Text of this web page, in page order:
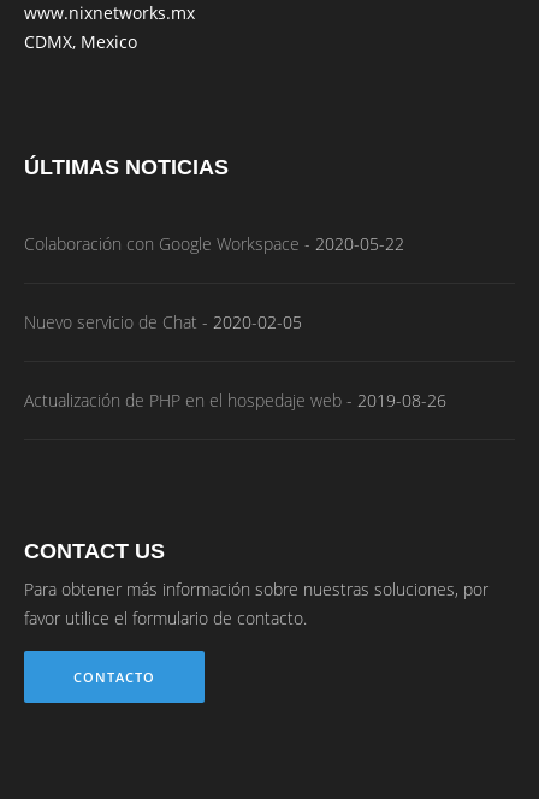
www.nixnetworks.mx
CDMX, Mexico
ÚLTIMAS NOTICIAS
Colaboración con Google Workspace - 2020-05-22
Nuevo servicio de Chat - 2020-02-05
Actualización de PHP en el hospedaje web - 2019-08-26
CONTACT US
Para obtener más información sobre nuestras soluciones, por
favor utilice el formulario de contacto.
CONTACTO